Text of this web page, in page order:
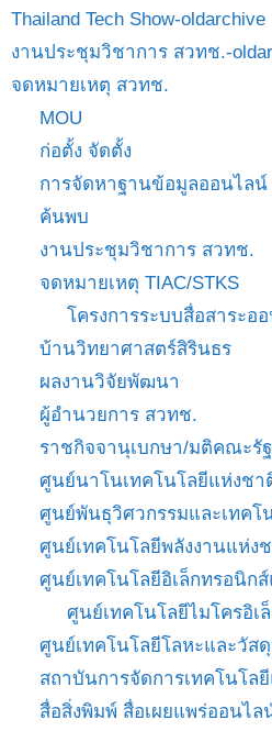
Thailand Tech Show-oldarchive
งานประชุมวิชาการ สวทช.-
จดหมายเหตุ สวทช.
MOU
ก่อตั้ง จัดตั้ง
การจัดหาฐานข้อมูลออนไลน์
ค้นพบ
งานประชุมวิชาการ สวทช.
จดหมายเหตุ TIAC/STKS
โครงการระบบสื่อสาระอ
บ้านวิทยาศาสตร์สิรินธร
ผลงานวิจัยพัฒนา
ผู้อำนวยการ สวทช.
ราชกิจจานุเบกษา/มติคณะรั
ศูนย์นาโนเทคโนโลยีแห่งชา
ศูนย์พันธุวิศวกรรมและเทค
ศูนย์เทคโนโลยีพลังงานแห่ง
ศูนย์เทคโนโลยีอิเล็กทรอนิก
ศูนย์เทคโนโลยีไมโครอิเ
ศูนย์เทคโนโลยีโลหะและวัส
สถาบันการจัดการเทคโนโล
สื่อสิ่งพิมพ์ สื่อเผยแพร่ออนไล